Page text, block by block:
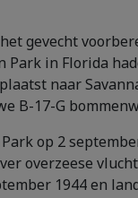
gevecht
Park in Florida
naar
B-17-G
op 2
overzeese
1944 en